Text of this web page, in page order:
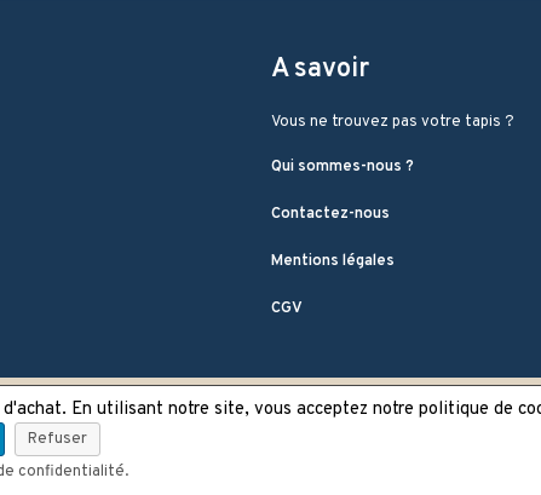
A savoir
Vous ne trouvez pas votre tapis ?
Qui sommes-nous ?
Contactez-nous
Mentions légales
CGV
En utilisant notre site, vous acceptez notre politique de
Refuser
confidentialité.